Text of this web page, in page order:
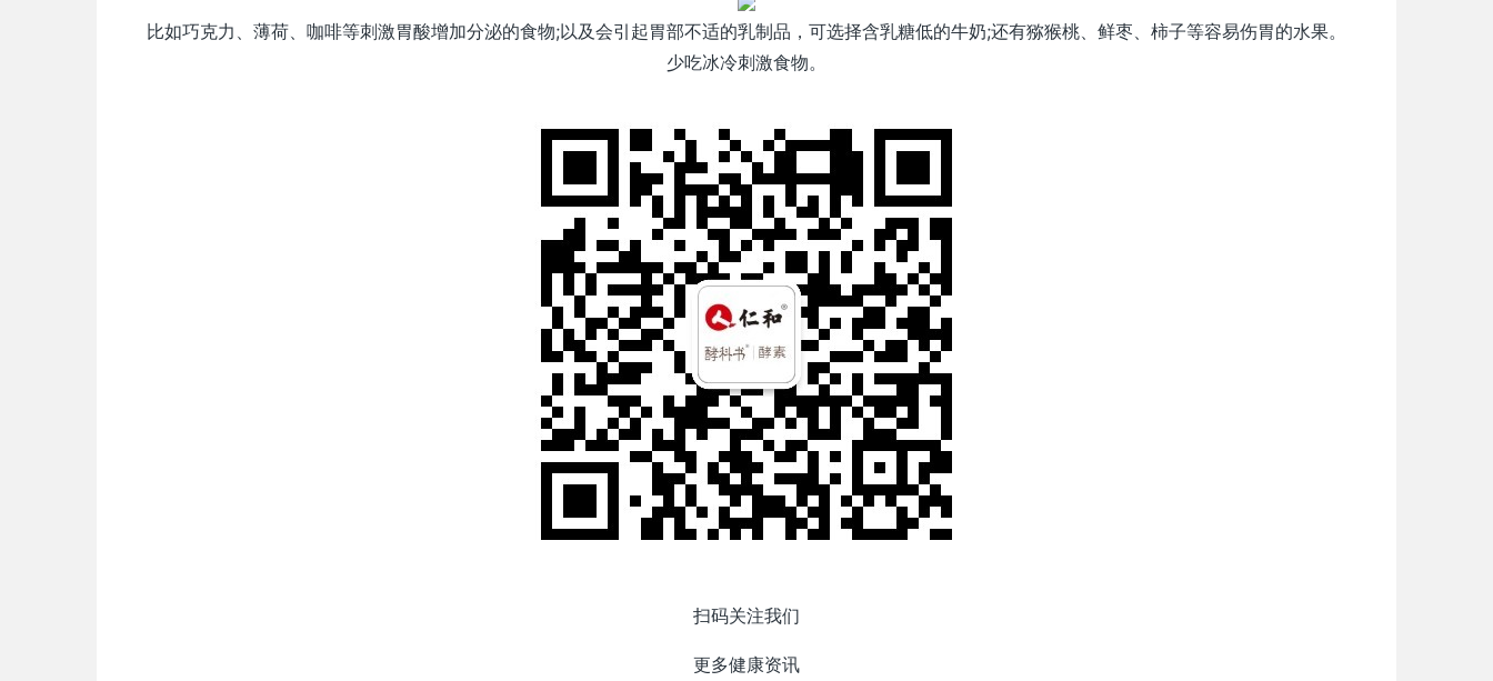
比如巧克力、薄荷、咖啡等刺激胃酸增加分泌的食物;以及会引起胃部不适的乳制品，可选择含乳糖低的牛奶;还有猕猴桃、鲜枣、柿子等容易伤胃的水果。
少吃冰冷刺激食物。
扫码关注我们
更多健康资讯